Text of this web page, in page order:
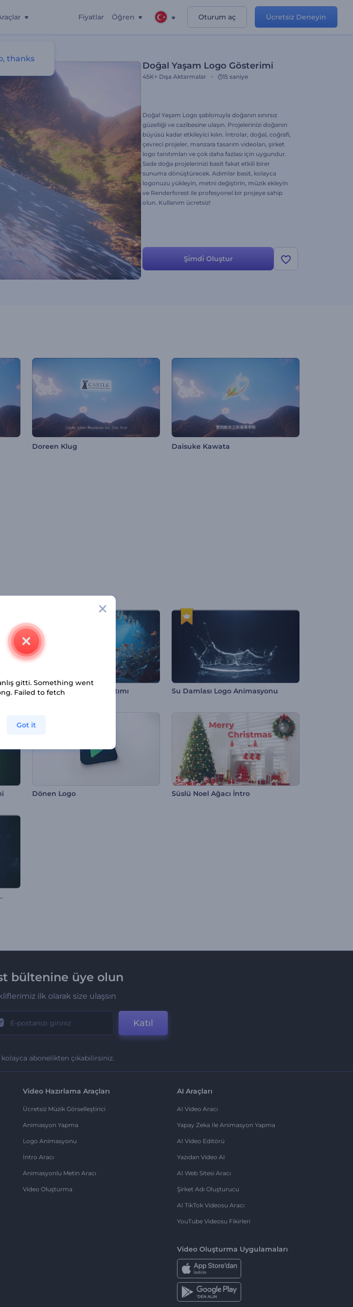
Fiyatlar Öğren Oturum aç Ücretsiz Deneyin
Doğal Yaşam Logo Gösterimi
45K+ Dışa Aktarmalar 15 saniye
Doğal Yaşam Logo şablonuyla doğanın sınırsız
güzelliği ve cazibesine ulaşın. Projelerinizi doğanın
büyüsü kadar etkileyici kılın. İntrolar, doğal, coğrafi,
çevreci projeler, manzara tasarım videoları, şirket
logo tanıtımları ve çok daha fazlası için uygundur.
Sade doğa projelerinizi basit fakat etkili birer
sunuma dönüştürecek. Adımlar basit, kolayca
logonuzu yükleyin, metni değiştirin, müzik ekleyin
ve Renderforest ile profesyonel bir projeye sahip
olun. Kullanım ücretsiz!
Şi̇mdi̇ Oluştur
Doreen Klug Daisuke Kawata
Ürkütücü Cadılar Bayramı Giriş Videosu Ocean Life Logosu Tanıtımı Su Damlası Logo Animasyonu
Dönen Logo Süslü Noel Ağacı İntro
İntro
bültenine üye olun
ilk olarak size ulaşsın
Katıl
abonelikten çıkabilirsiniz.
Video Hazırlama Araçları
Ücretsiz Müzik Görselleştirici
Animasyon Yapma
Logo Animasyonu
İntro Aracı
Animasyonlu Metin Aracı
Video Oluşturma
AI Araçları
AI Video Aracı
Yapay Zeka Ile Animasyon Yapma
AI Video Editörü
Yazıdan Video AI
AI Web Sitesi Aracı
Şirket Adı Oluşturucu
AI TikTok Videosu Aracı
YouTube Videosu Fikirleri
Video Oluşturma Uygulamaları
thanks
gitti. Something went
Failed to fetch
Got it